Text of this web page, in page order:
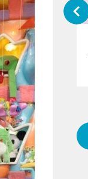
ぐ』＝LOV
香SPインタ